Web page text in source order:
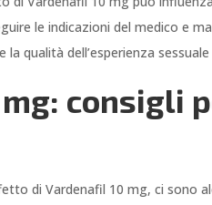
le indicazioni del medico e
qualità dell’esperienza
consigli
di Vardenafil 10 mg, ci sono